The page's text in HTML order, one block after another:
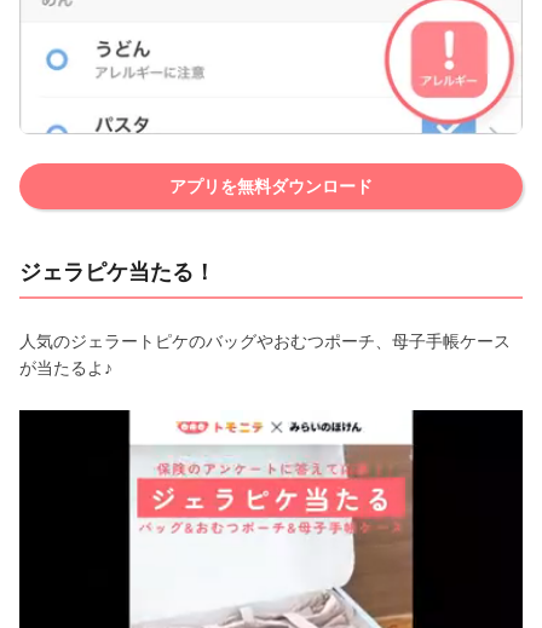
アプリを無料ダウンロード
ジェラピケ当たる！
人気のジェラートピケのバッグやおむつポーチ、母子手帳ケース
が当たるよ♪